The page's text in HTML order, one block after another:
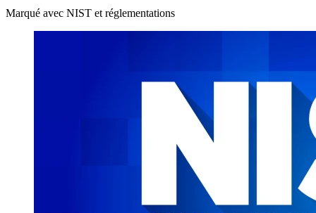
Marqué avec NIST et réglementations